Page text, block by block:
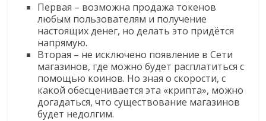
Первая – возможна продажа токенов
любым пользователям и получение
настоящих денег, но делать это придётся
напрямую.
Вторая – не исключено появление в Сети
магазинов, где можно будет расплатиться с
помощью коинов. Но зная о скорости, с
какой обесценивается эта «крипта», можно
догадаться, что существование магазинов
будет недолгим.